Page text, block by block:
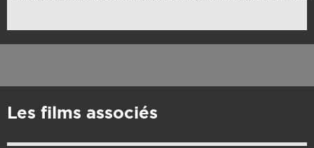
Les films associés